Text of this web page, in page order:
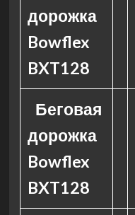
дорожка
Bowflex
BXT128
Беговая
дорожка
Bowflex
BXT128